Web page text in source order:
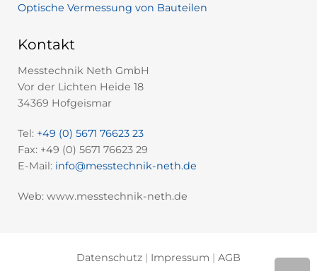
Optische Vermessung von Bauteilen
Kontakt
Messtechnik Neth GmbH
Vor der Lichten Heide 18
34369 Hofgeismar
Tel: +49 (0) 5671 76623 23
Fax: +49 (0) 5671 76623 29
E-Mail: info@messtechnik-neth.de
Web: www.messtechnik-neth.de
Datenschutz | Impressum | AGB